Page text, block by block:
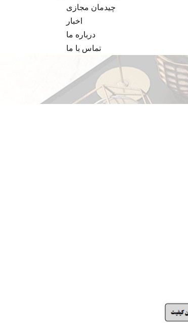
چیدمان مجازی
اخبار
درباره ما
تماس با ما